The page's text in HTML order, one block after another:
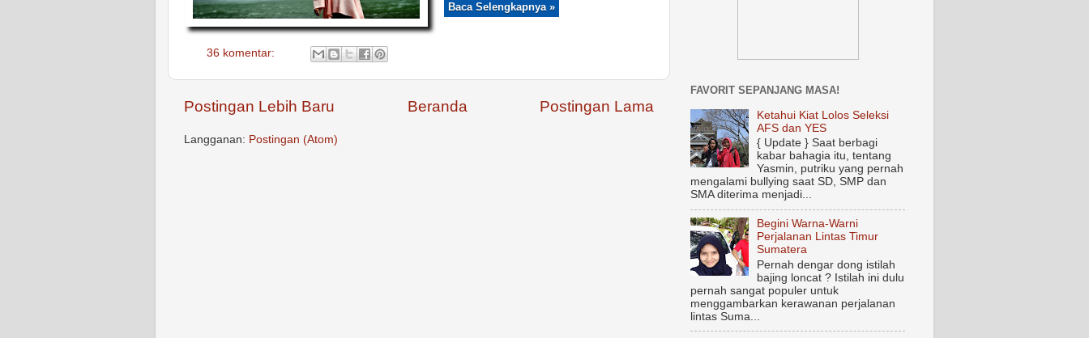
Baca Selengkapnya »
36 komentar:
Postingan Lebih Baru Postingan Lama
Beranda
Langganan: Postingan (Atom)
FAVORIT SEPANJANG MASA!
Ketahui Kiat Lolos Seleksi
AFS dan YES
{ Update } Saat berbagi
kabar bahagia itu, tentang
Yasmin, putriku yang pernah
mengalami bullying saat SD, SMP dan
SMA diterima menjadi...
Begini Warna-Warni
Perjalanan Lintas Timur
Sumatera
Pernah dengar dong istilah
bajing loncat ? Istilah ini dulu
pernah sangat populer untuk
menggambarkan kerawanan perjalanan
lintas Suma...